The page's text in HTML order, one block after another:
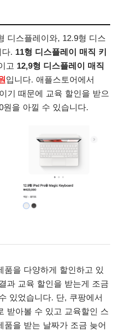
디스플레이와, 12.9형 디스
다. 11형 디스플레이 매직 키
고 12,9형 디스플레이 매직
입니다. 애플스토어에서
기 때문에 교육 할인을 받으
원을 아낄 수 있습니다.
품을 다양하게 할인하고 있
과 교육 할인을 받는게 조금
있었습니다. 단, 쿠팡에서
받아볼 수 있고 교육할인 스
품을 받는 날짜가 조금 늦어